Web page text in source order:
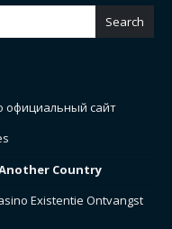
Search
официальный сайт
Country
Existentie Ontvangst